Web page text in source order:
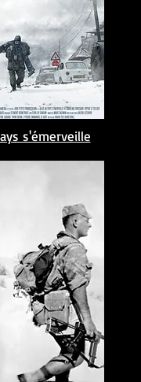
s'émerveille